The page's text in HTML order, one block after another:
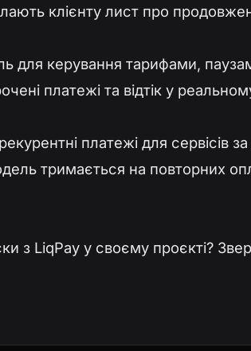
клієнту лист про
для керування тарифами,
платежі та відтік у
платежі для сервісів
тримається на повторних
з LiqPay у своєму проєкті?